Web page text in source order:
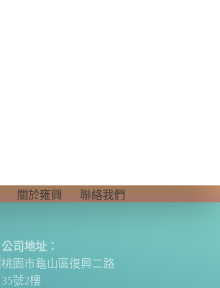
關於雍興
聯絡我們
公司地址：
桃園市龜山區復興二路
35號2樓